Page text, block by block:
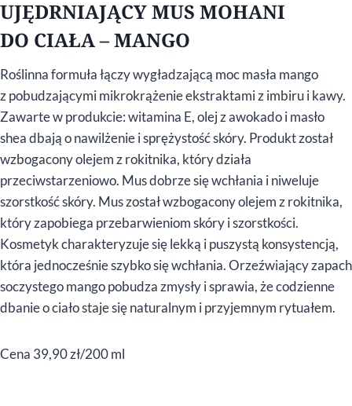
UJĘDRNIAJĄCY MUS MOHANI
DO CIAŁA – MANGO
Roślinna formuła łączy wygładzającą moc masła mango
z pobudzającymi mikrokrążenie ekstraktami z imbiru i kawy.
Zawarte w produkcie: witamina E, olej z awokado i masło
shea dbają o nawilżenie i sprężystość skóry. Produkt został
wzbogacony olejem z rokitnika, który działa
przeciwstarzeniowo. Mus dobrze się wchłania i niweluje
szorstkość skóry. Mus został wzbogacony olejem z rokitnika,
który zapobiega przebarwieniom skóry i szorstkości.
Kosmetyk charakteryzuje się lekką i puszystą konsystencją,
która jednocześnie szybko się wchłania. Orzeźwiający zapach
soczystego mango pobudza zmysły i sprawia, że codzienne
dbanie o ciało staje się naturalnym i przyjemnym rytuałem.
Cena 39,90 zł/200 ml